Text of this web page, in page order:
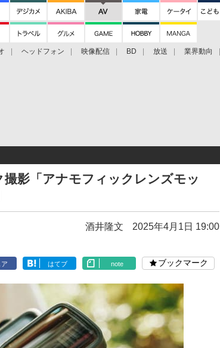
ヘッドフォン 映像配信 BD 放送 業界動向
影「アナモフィックレンズモッ
酒井隆文 2025年4月1日 19:00
ア はてブ note ブックマーク